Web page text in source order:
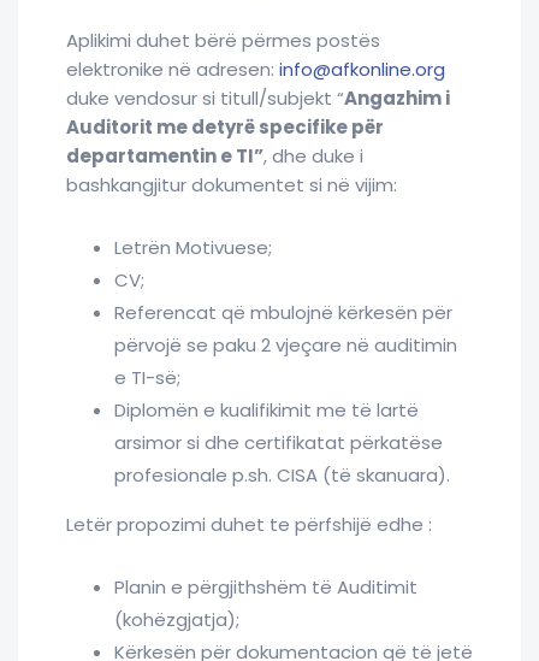
Aplikimi duhet bërë përmes postës
elektronike në adresen: info@afkonline.org
duke vendosur si titull/subjekt “Angazhim i
Auditorit me detyrë specifike për
departamentin e TI”, dhe duke i
bashkangjitur dokumentet si në vijim:
Letrën Motivuese;
CV;
Referencat që mbulojnë kërkesën për
përvojë se paku 2 vjeçare në auditimin
e TI-së;
Diplomën e kualifikimit me të lartë
arsimor si dhe certifikatat përkatëse
profesionale p.sh. CISA (të skanuara).
Letër propozimi duhet te përfshijë edhe :
Planin e përgjithshëm të Auditimit
(kohëzgjatja);
Kërkesën për dokumentacion që të jetë